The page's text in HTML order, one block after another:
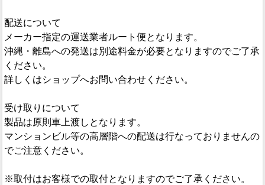
配送について
メーカー指定の運送業者ルート便となります。
沖縄・離島への発送は別途料金が必要となりますのでご了承
ください。
詳しくはショップへお問い合わせください。
受け取りについて
製品は原則車上渡しとなります。
マンションビル等の高層階への配送は行なっておりませんの
でご注意ください。
※取付はお客様での取付となりますのでご了承ください。